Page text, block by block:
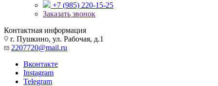
+7 (985) 220-15-25
Заказать звонок
Контактная информация
г. Пушкино, ул. Рабочая, д.1
2207720@mail.ru
Вконтакте
Instagram
Telegram